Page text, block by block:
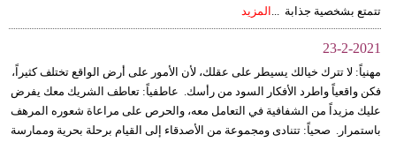
تتمتع بشخصية جذابة ... المزيد
23-2-2021
مهنياً: لا تترك خيالك يسيطر على عقلك، لأن الأمور على أرض الواقع تختلف كثيراً،
فكن واقعياً واطرد الأفكار السود من رأسك. عاطفياً: تعاطف الشريك معك يفرض
عليك مزيداً من الشفافية في التعامل معه، والحرص على مراعاة شعوره المرهف
باستمرار. صحياً: تتنادى ومجموعة من الأصدقاء إلى القيام برحلة بحرية وممارسة